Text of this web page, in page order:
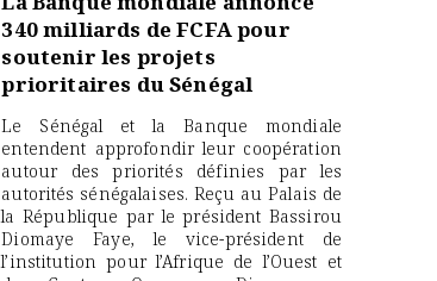
340 milliards de FCFA pour
soutenir les projets
prioritaires du Sénégal
Le Sénégal et la Banque mondiale
entendent approfondir leur coopération
autour des priorités définies par les
autorités sénégalaises. Reçu au Palais de
la République par le président Bassirou
Diomaye Faye, le vice-président de
l’institution pour l’Afrique de l’Ouest et